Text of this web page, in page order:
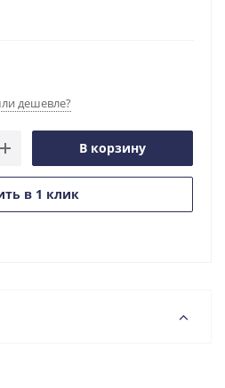
дешевле?
В корзину
в 1 клик